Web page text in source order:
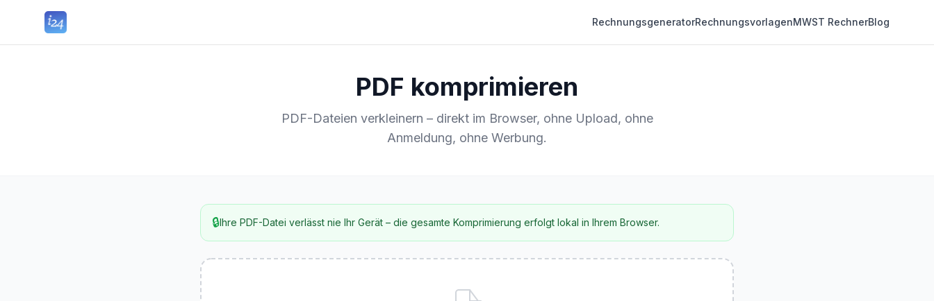
RechnungsgeneratorRechnungsvorlagenMWST RechnerBlog
PDF komprimieren
PDF-Dateien verkleinern – direkt im Browser, ohne Upload, ohne
Anmeldung, ohne Werbung.
🔒Ihre PDF-Datei verlässt nie Ihr Gerät – die gesamte Komprimierung erfolgt lokal in Ihrem Browser.